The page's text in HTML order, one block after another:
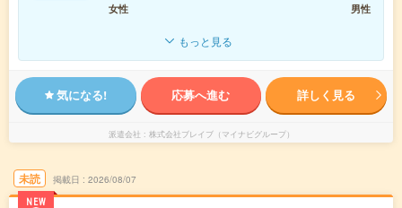
女性
男性
もっと見る
気になる! 応募へ進む 詳しく見る
派遣会社 株式会社ブレイブ（マイナビグループ）
未読
NEW
掲載日 2026/08/07